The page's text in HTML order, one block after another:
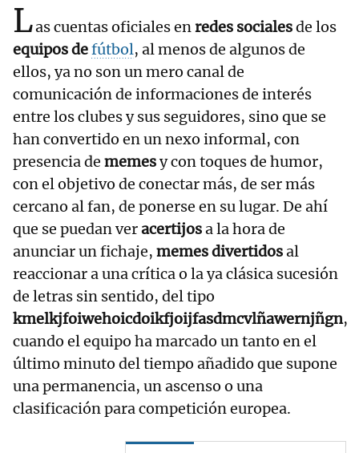
Las cuentas oficiales enredes socialesde los
equipos defútbol, al menos de algunos de
ellos, ya no son un mero canal de
comunicación de informaciones de interés
entre los clubes y sus seguidores, sino que se
han convertido en un nexo informal, con
presencia de memesy con toques de humor,
con el objetivo de conectar más, de ser más
cercano al fan, de ponerse en su lugar. De ahí
que se puedan veracertijosa la hora de
anunciar un fichaje, memes divertidosal
reaccionar a una crítica o la ya clásica sucesión
de letras sin sentido, del tipo
kmelkjfoiwehoicdoikfjoijfasdmcvlñawernjñgn,
cuando el equipo ha marcado un tanto en el
último minuto del tiempo añadido que supone
una permanencia, un ascenso o una
clasificación para competición europea.